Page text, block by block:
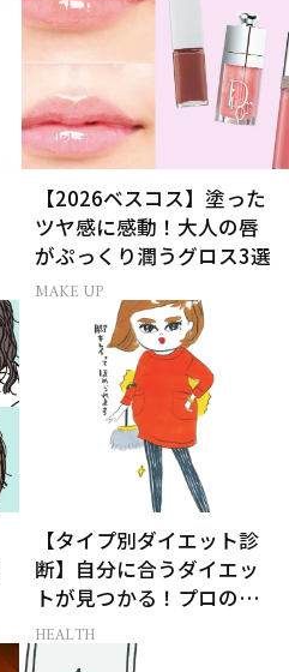
【2026ベスコス】塗った
ツヤ感に感動！大人の唇
がぷっくり潤うグロス3選
MAKE UP
【タイプ別ダイエット診
断】自分に合うダイエッ
トが見つかる！プロの教
える体質別ダイエット方
法
HEALTH